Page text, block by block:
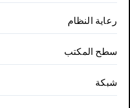
رعاية النظام
سطح المكتب
شبكة